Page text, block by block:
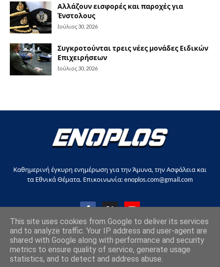
Αλλάζουν εισφορές και παροχές για
Ένστολους
Ιούλιος 30, 2026
Συγκροτούνται τρεις νέες μονάδες Ειδικών
Επιχειρήσεων
Ιούλιος 30, 2026
Καθημερινή έγκυρη ενημέρωση για την Άμυνα, την Ασφάλεια και
τα Εθνικά Θέματα. Επικοινωνία: enoplos.com@gmail.com
Copyright © 2017-2026, all rights reserved |enoplos.gr
This site uses cookies from Google to deliver its services
and to analyze traffic. Your IP address and user-agent are
shared with Google along with performance and security
metrics to ensure quality of service, generate usage
statistics, and to detect and address abuse.